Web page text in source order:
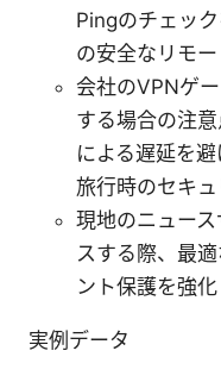
Pingのチェッ
の安全なリモ
会社のVPNゲ
する場合の注
による遅延を
旅行時のセキ
現地のニュー
スする際、最
ント保護を強化
実例データ